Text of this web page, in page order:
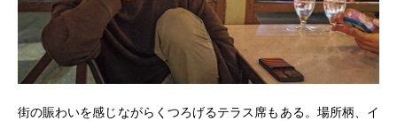
街の賑わいを感じながらくつろげるテラス席もある。場所柄、イ